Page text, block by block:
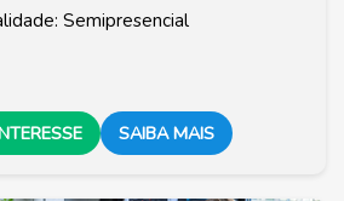
Semipresencial
SAIBA MAIS